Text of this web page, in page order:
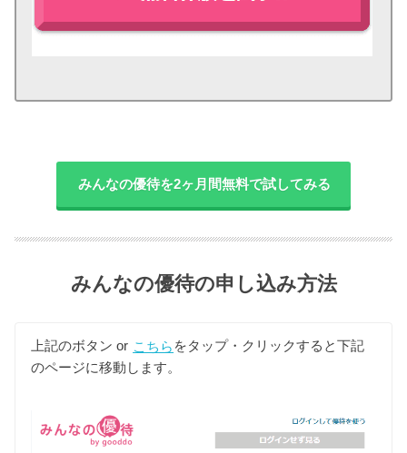
みんなの優待を2ヶ月間無料で試してみる
みんなの優待の申し込み方法
上記のボタン or こちら をタップ・クリックすると下記
のページに移動します。